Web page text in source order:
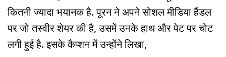
कितनी ज्यादा भयानक है. पूरन ने अपने सोशल मीडिया हैंडल
पर जो तस्वीर शेयर की है, उसमें उनके हाथ और पेट पर चोट
लगी हुई है. इसके कैप्शन में उन्होंने लिखा,